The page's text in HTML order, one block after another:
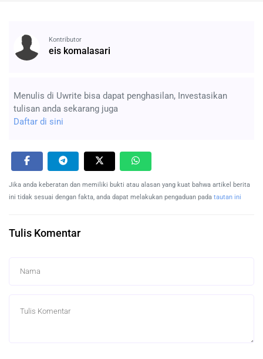
Kontributor
eis komalasari
Menulis di Uwrite bisa dapat penghasilan, Investasikan
tulisan anda sekarang juga
Daftar di sini
Jika anda keberatan dan memiliki bukti atau alasan yang kuat bahwa artikel berita
ini tidak sesuai dengan fakta, anda dapat melakukan pengaduan pada tautan ini
Tulis Komentar